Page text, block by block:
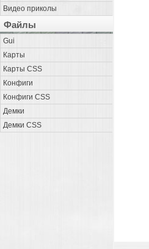
Видео приколы
Файлы
Gui
Карты
Карты CSS
Конфиги
Конфиги CSS
Демки
Демки CSS